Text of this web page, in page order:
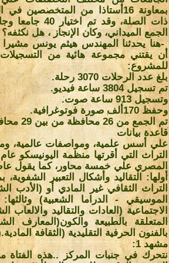
بمعاونة 16أستاذا من المتخصصين
ذات الصلة، وقد
الجمع الميداني، وكان الإنجاز ، هل نكثفه؟
-هنا يحدثنا المهندس هيثم يونس
أن يقتني مجموعة هائية من
للمشروع:
بلغ عدد الرحلات 3070 رحلة
.
تم تسجيل 3804 ساعة فيديو
.
وتسجيل 913 ساعة صوت
.
وحفظ 170ألف صورة فوتوغرافية
.
تم الجمع من 26 محافظة من بين 29 محافظة تشكل جميع محافظات مصر
قاعدة بيانات
علي أسس علمية، ومواصفات عالمية،
المصري علي خمسة محاور، كما يقول
أولها: التقاليد وأشكال التعبير
التراث الثقافي غير المادي أو (الأدب
الموسيقي - الدراما الشعبية)
الاجتماعية (العادات والتقاليد
المتعلقة بالطبيعة والكون(المعارف
بالفنون الحرفية التقليدية (الثقافة المادية
مشهد 1 :
نتحرك في جنبات المركز ..هذه الفتاة